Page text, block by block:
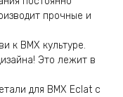
прочные и
к BMX культуре.
Это лежит в
для BMX Eclat с